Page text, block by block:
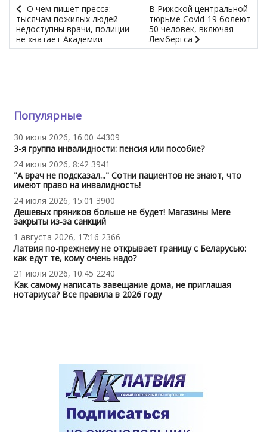
О чем пишет пресса:
тысячам пожилых людей
недоступны врачи, полиции
не хватает Академии
В Рижской центральной
тюрьме Covid-19 болеют
50 человек, включая
Лембергса
Популярные
30 июля 2026, 16:00 44309
3-я группа инвалидности: пенсия или пособие?
24 июля 2026, 8:42 3941
"А врач не подсказал..." Сотни пациентов не знают, что
имеют право на инвалидность!
24 июля 2026, 15:01 3900
Дешевых пряников больше не будет! Магазины Mere
закрыты из-за санкций
1 августа 2026, 17:16 2366
Латвия по-прежнему не открывает границу с Беларусью:
как едут те, кому очень надо?
21 июля 2026, 10:45 2240
Как самому написать завещание дома, не приглашая
нотариуса? Все правила в 2026 году